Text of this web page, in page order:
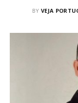
BY VEJA